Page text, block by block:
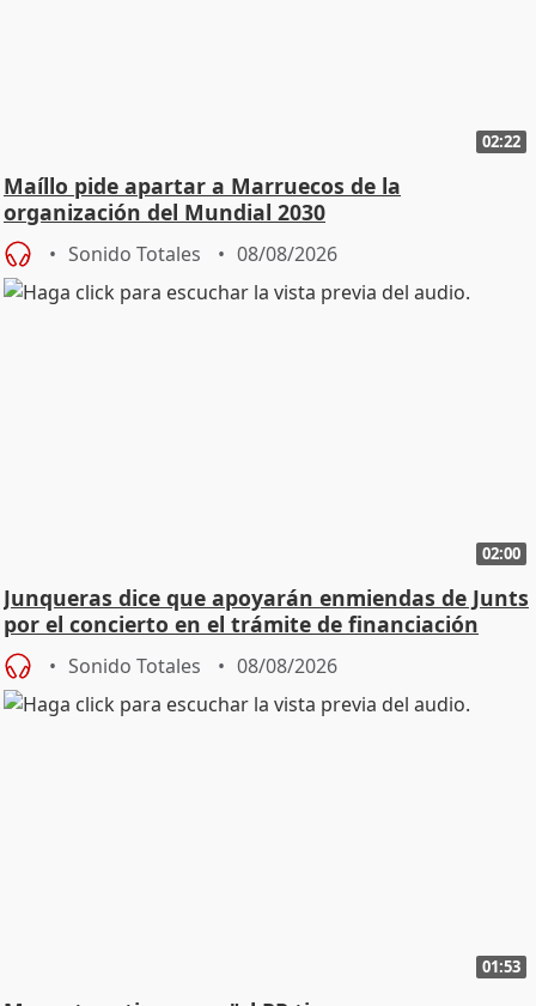
02:22
Maíllo pide apartar a Marruecos de la
organización del Mundial 2030
Sonido Totales 08/08/2026
02:00
Junqueras dice que apoyarán enmiendas de Junts
por el concierto en el trámite de financiación
Sonido Totales 08/08/2026
01:53